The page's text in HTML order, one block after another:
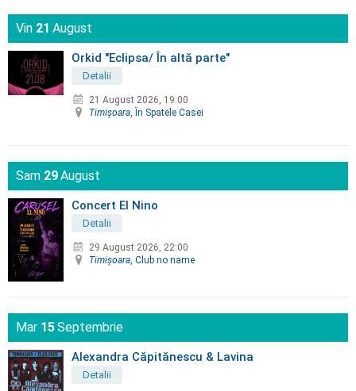
Vin 21 August
Orkid "Eclipsa/ În altă parte"
Detalii
21 August 2026, 19:00
Timişoara , În Spatele Casei
Sam 29August
Concert El Nino
Detalii
29 August 2026, 22:00
Timişoara , Club no name
Mar 15Septembrie
Alexandra Căpitănescu & Lavina
Detalii